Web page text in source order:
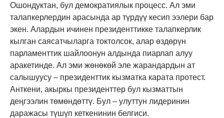
Ошондуктан, бул демократиялык процесс. Ал эми
талапкерлердин арасында ар түрдүү кесип ээлери бар
экен. Алардын ичинен президенттикке талапкерлик
кылган саясатчыларга токтолсок, алар өздөрүн
парламенттик шайлоонун алдында пиарлап алуу
аракетинде. Ал эми жөнөкөй эле жарандардын ат
салышуусу – президенттик кызматка карата протест.
Анткени, акыркы президенттер бул кызматтын
деңгээлин төмөндөттү. Бул – улуттун лидеринин
даражасы түшүп кеткенинин белгиси.